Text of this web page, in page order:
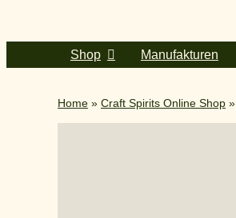
Shop Manufakturen
Home» Craft Spirits Online Shop»